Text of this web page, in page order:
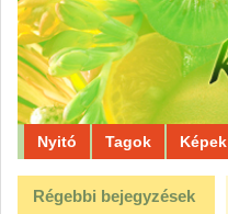
Nyitó Tagok Képek
Régebbi bejegyzések